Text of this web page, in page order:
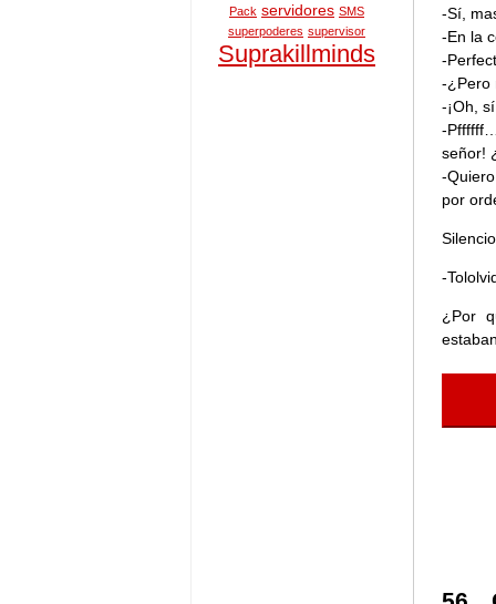
Pack servidores SMS
superpoderes supervisor
Suprakillminds
-Sí,
-En la
-
-¿Pero
-¡Oh,
-
señor!
-
por
-
¿Por